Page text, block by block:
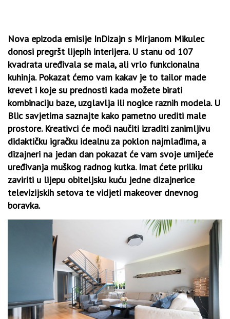
Nova epizoda emisije InDizajn s Mirjanom Mikulec
donosi pregršt lijepih interijera. U stanu od 107
kvadrata uređivala se mala, ali vrlo funkcionalna
kuhinja. Pokazat ćemo vam kakav je to tailor made
krevet i koje su prednosti kada možete birati
kombinaciju baze, uzglavlja ili nogice raznih modela. U
Blic savjetima saznajte kako pametno urediti male
prostore. Kreativci će moći naučiti izraditi zanimljivu
didaktičku igračku idealnu za poklon najmlađima, a
dizajneri na jedan dan pokazat će vam svoje umijeće
uređivanja muškog radnog kutka. Imat ćete priliku
zaviriti u lijepu obiteljsku kuću jedne dizajnerice
televizijskih setova te vidjeti makeover dnevnog
boravka.